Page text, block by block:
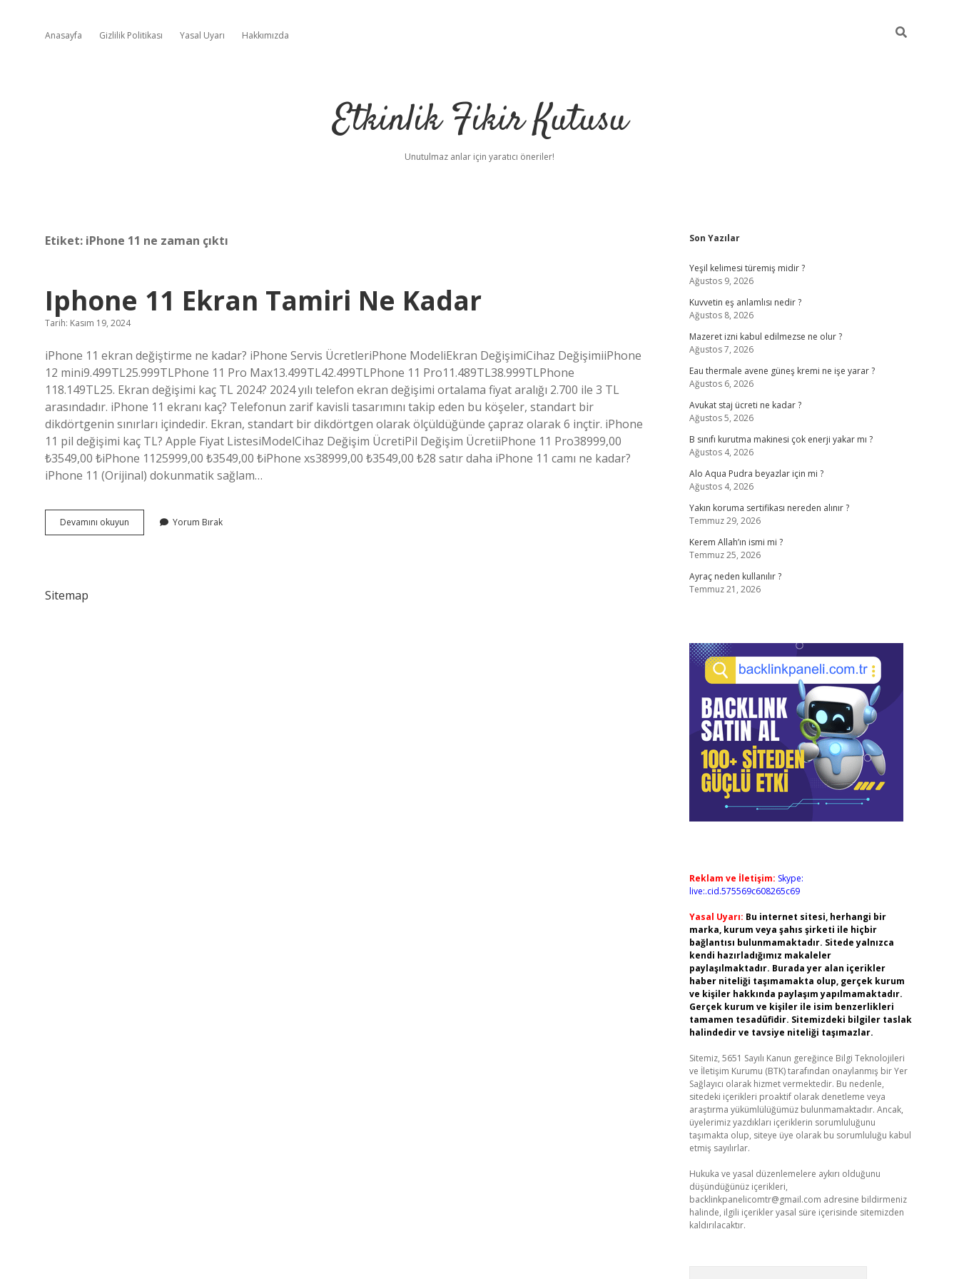
Anasayfa Gizlilik Politikası Yasal Uyarı Hakkımızda
Etkinlik Fikir Kutusu
Unutulmaz anlar için yaratıcı öneriler!
Etiket: iPhone 11 ne zaman çıktı
Iphone 11 Ekran Tamiri Ne Kadar
Tarih: Kasım 19, 2024
iPhone 11 ekran değiştirme ne kadar? iPhone Servis ÜcretleriPhone ModeliEkran DeğişimiCihaz DeğişimiiPhone
12 mini9.499TL25.999TLPhone 11 Pro Max13.499TL42.499TLPhone 11 Pro11.489TL38.999TLPhone
118.149TL25. Ekran değişimi kaç TL 2024? 2024 yılı telefon ekran değişimi ortalama fiyat aralığı 2.700 ile 3 TL
arasındadır. iPhone 11 ekranı kaç? Telefonun zarif kavisli tasarımını takip eden bu köşeler, standart bir
dikdörtgenin sınırları içindedir. Ekran, standart bir dikdörtgen olarak ölçüldüğünde çapraz olarak 6 inçtir. iPhone
11 pil değişimi kaç TL? Apple Fiyat ListesiModelCihaz Değişim ÜcretiPil Değişim ÜcretiiPhone 11 Pro38999,00
₺3549,00 ₺iPhone 1125999,00 ₺3549,00 ₺iPhone xs38999,00 ₺3549,00 ₺28 satır daha iPhone 11 camı ne kadar?
iPhone 11 (Orijinal) dokunmatik sağlam…
Devamını okuyun
11
Yorum Bırak
Sitemap
Sidebar
Son Yazılar
Yeşil kelimesi türemiş midir ?
Ağustos 9, 2026
Kuvvetin eş anlamlısı nedir ?
Ağustos 8, 2026
Mazeret izni kabul edilmezse ne olur ?
Ağustos 7, 2026
Eau thermale avene güneş kremi ne işe yarar ?
Ağustos 6, 2026
Avukat staj ücreti ne kadar ?
Ağustos 5, 2026
B sınıfı kurutma makinesi çok enerji yakar mı ?
Ağustos 4, 2026
Alo Aqua Pudra beyazlar için mi ?
Ağustos 4, 2026
Yakın koruma sertifikası nereden alınır ?
Temmuz 29, 2026
Kerem Allah’ın ismi mi ?
Temmuz 25, 2026
Ayraç neden kullanılır ?
Temmuz 21, 2026
Reklam ve İletişim: Skype:
live:.cid.575569c608265c69
Yasal Uyarı: Bu internet sitesi, herhangi bir
marka, kurum veya şahıs şirketi ile hiçbir
bağlantısı bulunmamaktadır. Sitede yalnızca
kendi hazırladığımız makaleler
paylaşılmaktadır. Burada yer alan içerikler
haber niteliği taşımamakta olup, gerçek kurum
ve kişiler hakkında paylaşım yapılmamaktadır.
Gerçek kurum ve kişiler ile isim benzerlikleri
tamamen tesadüfidir. Sitemizdeki bilgiler taslak
halindedir ve tavsiye niteliği taşımazlar.
Sitemiz, 5651 Sayılı Kanun gereğince Bilgi Teknolojileri
ve İletişim Kurumu (BTK) tarafından onaylanmış bir Yer
Sağlayıcı olarak hizmet vermektedir. Bu nedenle,
sitedeki içerikleri proaktif olarak denetleme veya
araştırma yükümlülüğümüz bulunmamaktadır. Ancak,
üyelerimiz yazdıkları içeriklerin sorumluluğunu
taşımakta olup, siteye üye olarak bu sorumluluğu kabul
etmiş sayılırlar.
Hukuka ve yasal düzenlemelere aykırı olduğunu
düşündüğünüz içerikleri,
backlinkpanelicomtr@gmail.com adresine bildirmeniz
halinde, ilgili içerikler yasal süre içerisinde sitemizden
kaldırılacaktır.